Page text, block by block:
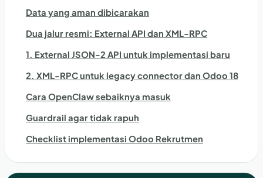
Data yang aman dibicarakan
Dua jalur resmi: External API dan XML-RPC
1. External JSON-2 API untuk implementasi baru
2. XML-RPC untuk legacy connector dan Odoo 18
Cara OpenClaw sebaiknya masuk
Guardrail agar tidak rapuh
Checklist implementasi Odoo Rekrutmen